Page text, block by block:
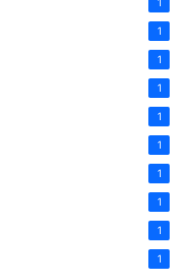
1
1
1
1
1
1
1
1
1